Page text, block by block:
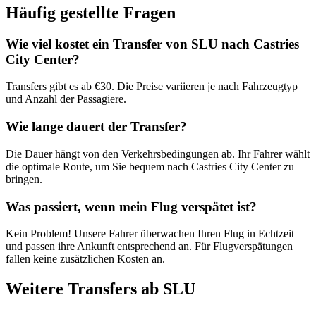
Häufig gestellte Fragen
Wie viel kostet ein Transfer von SLU nach Castries
City Center?
Transfers gibt es ab €30. Die Preise variieren je nach Fahrzeugtyp
und Anzahl der Passagiere.
Wie lange dauert der Transfer?
Die Dauer hängt von den Verkehrsbedingungen ab. Ihr Fahrer wählt
die optimale Route, um Sie bequem nach Castries City Center zu
bringen.
Was passiert, wenn mein Flug verspätet ist?
Kein Problem! Unsere Fahrer überwachen Ihren Flug in Echtzeit
und passen ihre Ankunft entsprechend an. Für Flugverspätungen
fallen keine zusätzlichen Kosten an.
Weitere Transfers ab SLU